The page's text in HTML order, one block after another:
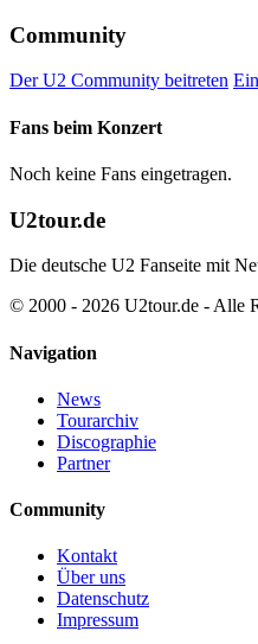
Community
Der U2 Community beitreten
Fans beim Konzert
Noch keine Fans eingetragen.
U2tour.de
Die deutsche U2 Fanseite mit
© 2000 - 2026 U2tour.de - Alle
Navigation
News
Tourarchiv
Discographie
Partner
Community
Kontakt
Über uns
Datenschutz
Impressum